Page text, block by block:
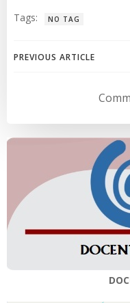
Tags: NO TAG
entradas
PREVIOUS ARTICLE